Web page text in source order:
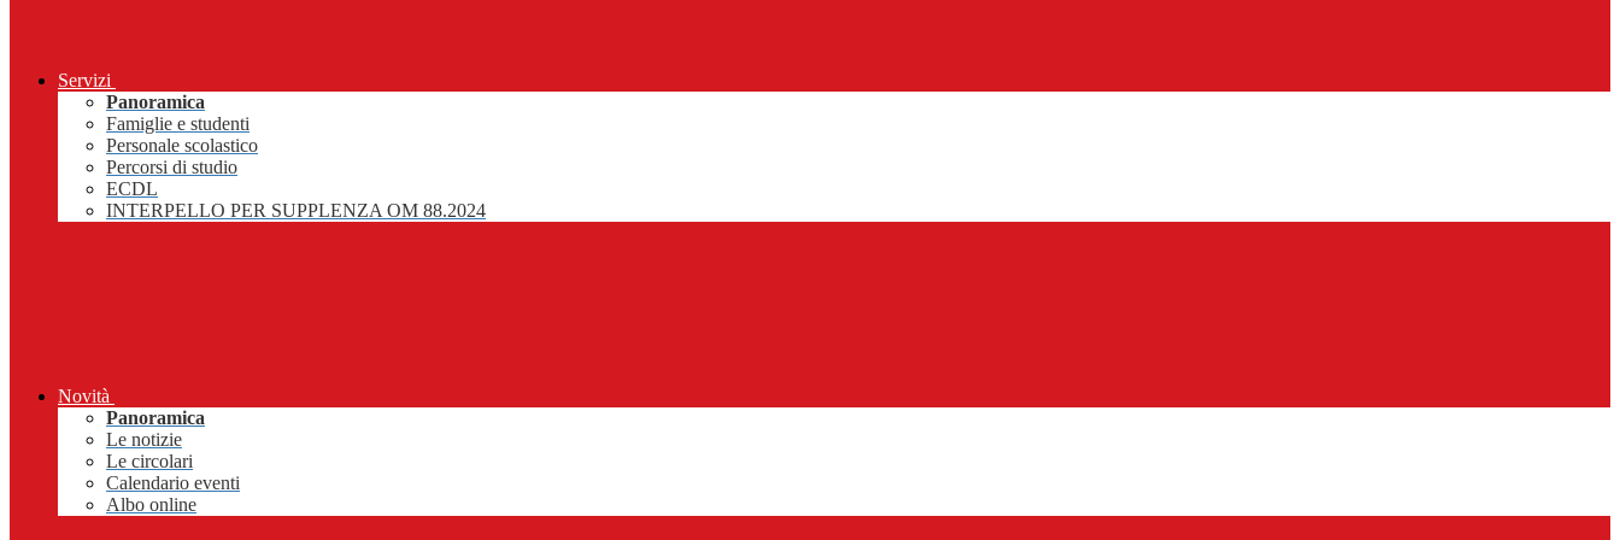
Servizi
Panoramica
Famiglie e studenti
Personale scolastico
Percorsi di studio
ECDL
INTERPELLO PER SUPPLENZA OM 88.2024
Novità
Panoramica
Le notizie
Le circolari
Calendario eventi
Albo online